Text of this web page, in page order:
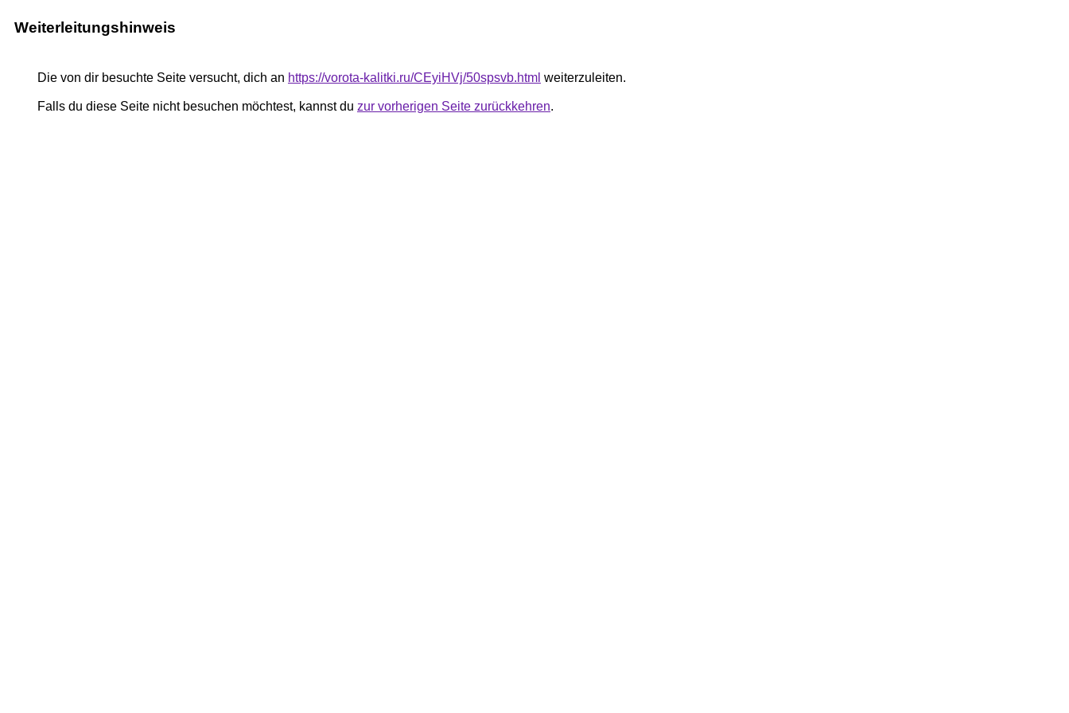
Weiterleitungshinweis
Die von dir besuchte Seite versucht, dich an https://vorota-kalitki.ru/CEyiHVj/50spsvb.html weiterzuleiten.
Falls du diese Seite nicht besuchen möchtest, kannst du zur vorherigen Seite zurückkehren.